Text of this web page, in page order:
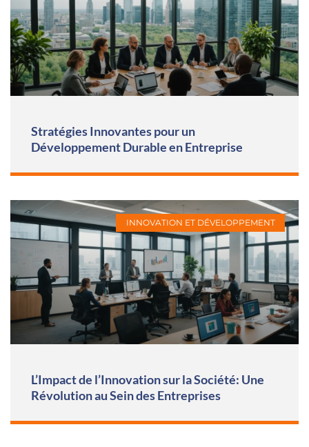
Stratégies Innovantes pour un
Développement Durable en Entreprise
INNOVATION ET DÉVELOPPEMENT
L’Impact de l’Innovation sur la Société: Une
Révolution au Sein des Entreprises